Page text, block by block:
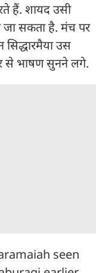
हैं. शायद उसी
जा सकता है. मंच पर
सिद्धारमैया उस
से भाषण सुनने लगे.
seen